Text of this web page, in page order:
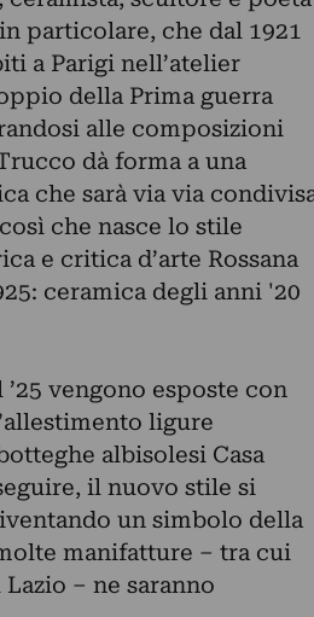
particolare, che dal 1921
a Parigi nell’atelier
della Prima guerra
alle composizioni
dà forma a una
che sarà via via
che nasce lo stile
e critica d’arte Rossana
ceramica degli anni '20
vengono esposte con
ligure
albisolesi Casa
il nuovo stile si
un simbolo della
manifatture – tra cui
– ne saranno